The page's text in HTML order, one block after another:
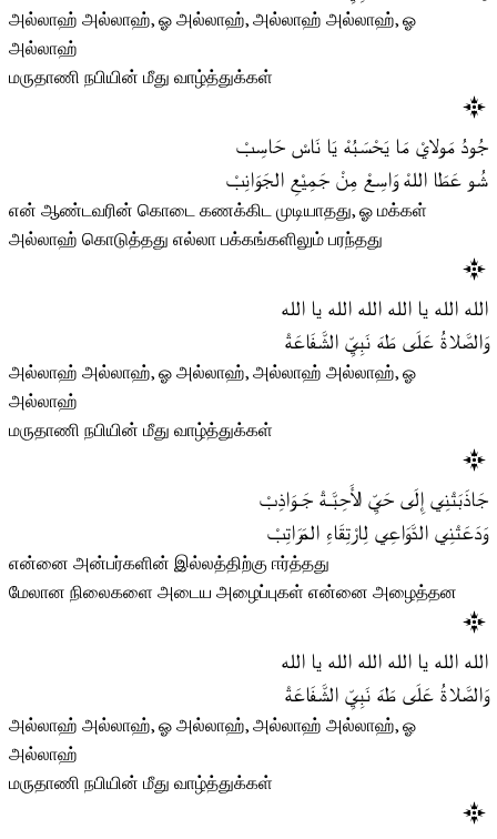
அல்லாஹ் அல்லாஹ், ஓ அல்லாஹ், அல்லாஹ் அல்லாஹ், ஓ
அல்லாஹ்
மருதாணி நபியின் மீது வாழ்த்துக்கள்
جُودُ مَولايْ مَا يَحْسَبُهْ يَا نَاسْ حَاسِبْ
شُو عَطَا اللهْ وَاسِعْ مِنْ جَمِيْعِ الجَوَانِبْ
என் ஆண்டவரின் கொடை கணக்கிட முடியாதது, ஓ மக்கள்
அல்லாஹ் கொடுத்தது எல்லா பக்கங்களிலும் பரந்தது
الله الله يا الله الله الله يا الله
وَالصَّلاةُ عَلَى طَهَ نَبِيِّ الشَّفَاعَةْ
அல்லாஹ் அல்லாஹ், ஓ அல்லாஹ், அல்லாஹ் அல்லாஹ், ஓ
அல்லாஹ்
மருதாணி நபியின் மீது வாழ்த்துக்கள்
جَاذَبَتْنِي إِلَى حَيِّ الأَحِبَّـةْ جَـوَاذِبْ
وَدَعَتْنِي الدَّوَاعِي لِارْتِقَاءِ المَرَاتِبْ
என்னை அன்பர்களின் இல்லத்திற்கு ஈர்த்தது
மேலான நிலைகளை அடைய அழைப்புகள் என்னை அழைத்தன
الله الله يا الله الله الله يا الله
وَالصَّلاةُ عَلَى طَهَ نَبِيِّ الشَّفَاعَةْ
அல்லாஹ் அல்லாஹ், ஓ அல்லாஹ், அல்லாஹ் அல்லாஹ், ஓ
அல்லாஹ்
மருதாணி நபியின் மீது வாழ்த்துக்கள்